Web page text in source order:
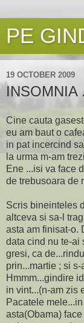
PE
19 OCTOBER 2009
INSOMNIA
Cine cauta
eu am baut o
in pat incercind
la urma m-am
Ene ...isi va face
de trebusoara de
Scris bineinteles
altceva si sa-l
asta am finisat-o.
data cind nu te-ai
gresi, ca
prin...martie ; si
Hmmm...gindire
in vint...(n-am zis
Pacatele
asta(Obama)